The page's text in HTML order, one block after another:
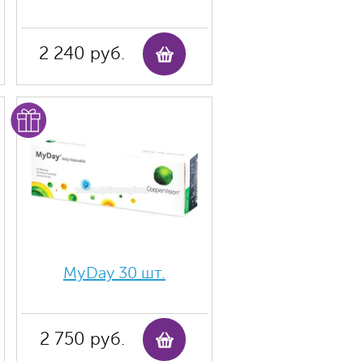
2 240 руб.
MyDay 30 шт.
2 750 руб.